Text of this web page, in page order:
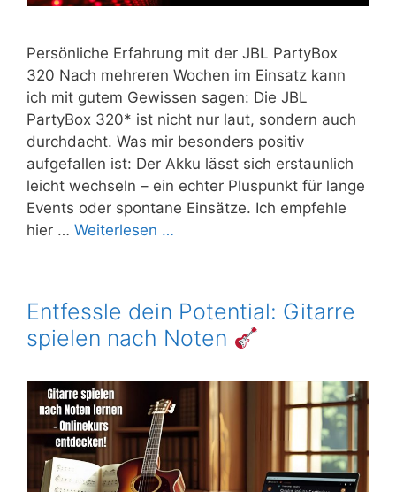
Persönliche Erfahrung mit der JBL PartyBox
320 Nach mehreren Wochen im Einsatz kann
ich mit gutem Gewissen sagen: Die JBL
PartyBox 320* ist nicht nur laut, sondern auch
durchdacht. Was mir besonders positiv
aufgefallen ist: Der Akku lässt sich erstaunlich
leicht wechseln – ein echter Pluspunkt für lange
Events oder spontane Einsätze. Ich empfehle
hier … Weiterlesen …
Entfessle dein Potential: Gitarre
spielen nach Noten